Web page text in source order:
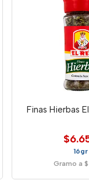
Finas Hierbas
16gr
Gramo a